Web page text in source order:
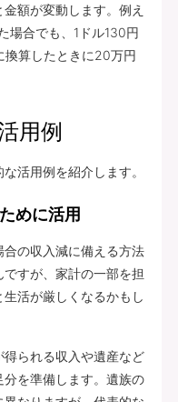
額が変動します。例え
場合でも、1ドル130円
換算したときに20万円
用例
活用例を紹介します。
めに活用
の収入減に備える方法
すが、家計の一部を担
活が厳しくなるかもし
られる収入や遺産など
を準備します。遺族の